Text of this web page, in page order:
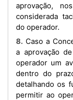
aprovação,
considerada
do operador.
8. Caso a Concessionária Nacional pretenda recusar
a aprovação
operador um
dentro do
detalhando os
permitir ao